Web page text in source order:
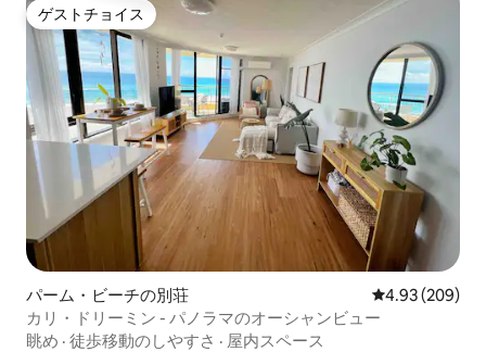
ゲストチョイス
ゲストチョイス
パーム・ビーチの別荘 レビュー209
4.93 (209)
カリ・ドリーミン - パノラマのオーシャンビュー
眺め · 徒歩移動のしやすさ · 屋内スペース